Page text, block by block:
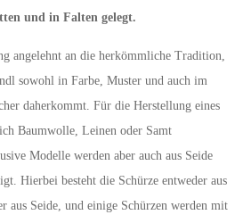
und in Falten gelegt.
angelehnt an die herkömmliche Tradition,
sowohl in Farbe, Muster und auch im
daherkommt. Für die Herstellung eines
Baumwolle, Leinen oder Samt
Modelle werden aber auch aus Seide
Hierbei besteht die Schürze entweder aus
aus Seide, und einige Schürzen werden mit